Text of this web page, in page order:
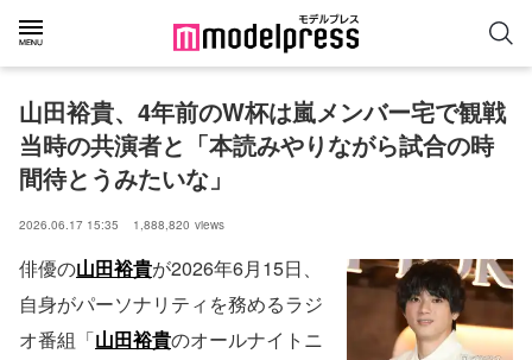
山田裕貴、4年前のW杯は嵐メンバー宅で観戦
当時の共演者と「本読みやりながら試合の時
間待とうみたいな」
2026.06.17 15:35 1,888,820 views
俳優の山田裕貴が2026年6月15日、
自身がパーソナリティを務めるラジ
オ番組「山田裕貴のオールナイトニ